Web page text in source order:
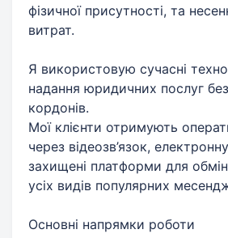
фізичної присутності, та
витрат.
Я використовую сучасні
надання юридичних послуг
кордонів.
Мої клієнти отримують
через відеозв’язок,
захищені платформи для
усіх видів популярних
Основні напрямки роботи